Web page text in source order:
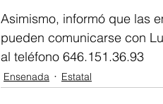
Asimismo, informó que las
pueden comunicarse con
al teléfono 646.151.36.93
Ensenada Estatal